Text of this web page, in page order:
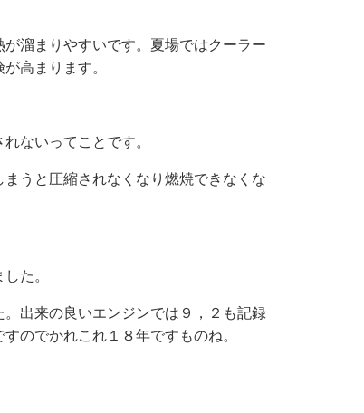
溜まりやすいです。夏場ではクーラー
高まります。
ないってことです。
うと圧縮されなくなり燃焼できなくな
た。
出来の良いエンジンでは９，２も記録
のでかれこれ１８年ですものね。